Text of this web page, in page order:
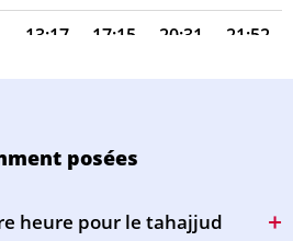
13:17 17:15 20:31 21:52
13:16 17:14 20:30 21:50
13:16 17:12 20:24
posées
heure pour le tahajjud